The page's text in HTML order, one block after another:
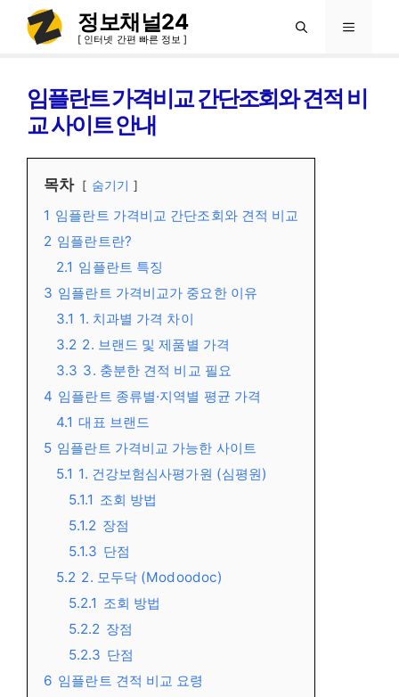
정보채널24
[ 인터넷 간편 빠른 정보 ]
메
임플란트 가격비교 간단조회와 견적 비
교 사이트 안내
목차 숨기기
1 임플란트 가격비교 간단조회와 견적 비교
2 임플란트란?
2.1 임플란트 특징
3 임플란트 가격비교가 중요한 이유
3.1 1. 치과별 가격 차이
3.2 2. 브랜드 및 제품별 가격
3.3 3. 충분한 견적 비교 필요
4 임플란트 종류별·지역별 평균 가격
4.1 대표 브랜드
5 임플란트 가격비교 가능한 사이트
5.1 1. 건강보험심사평가원 (심평원)
5.1.1 조회 방법
5.1.2 장점
5.1.3 단점
5.2 2. 모두닥 (Modoodoc)
5.2.1 조회 방법
5.2.2 장점
5.2.3 단점
6 임플란트 견적 비교 요령